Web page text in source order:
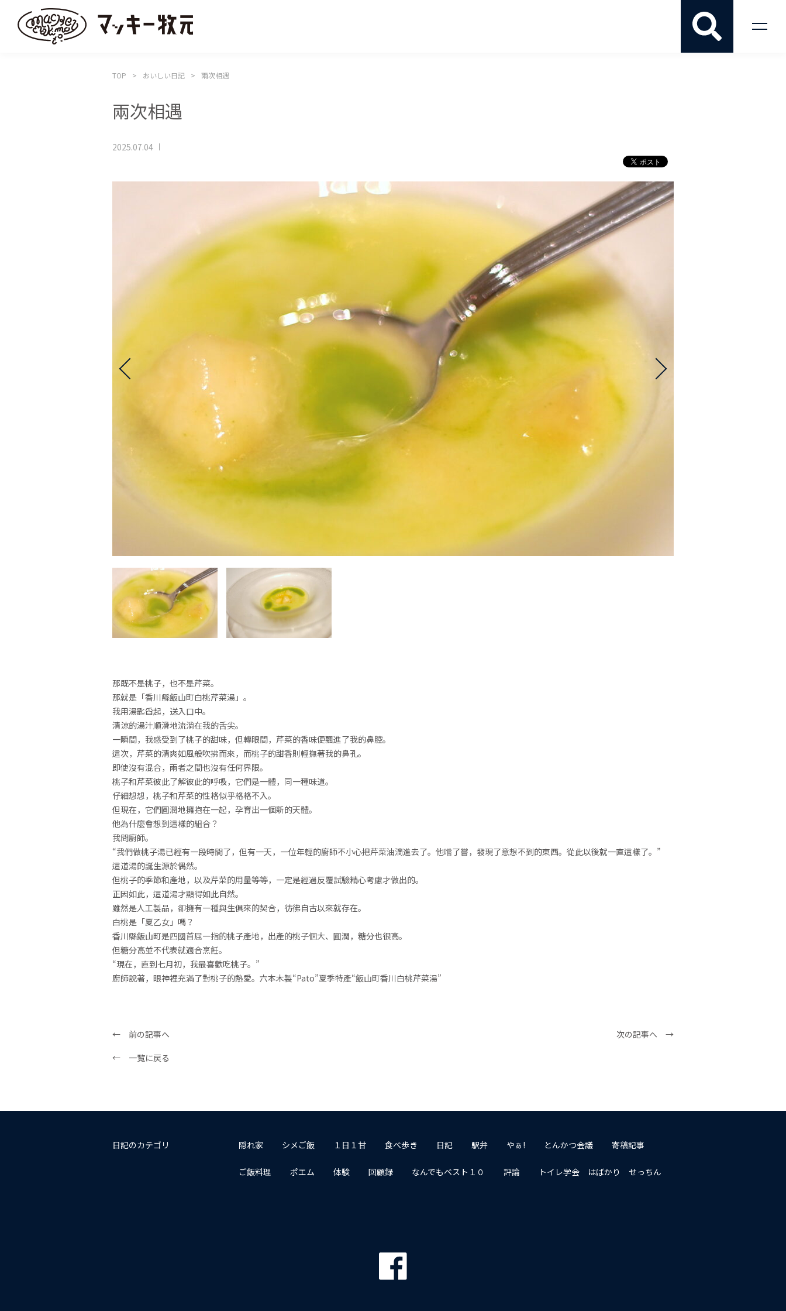
TOP おいしい日記 兩次相遇
兩次相遇
2025.07.04
那既不是桃子，也不是芹菜。
那就是「香川縣飯山町白桃芹菜湯」。
我用湯匙舀起，送入口中。
清涼的湯汁順滑地流淌在我的舌尖。
一瞬間，我感受到了桃子的甜味，但轉眼間，芹菜的香味便飄進了我的鼻腔。
這次，芹菜的清爽如風般吹拂而來，而桃子的甜香則輕撫著我的鼻孔。
即使沒有混合，兩者之間也沒有任何界限。
桃子和芹菜彼此了解彼此的呼吸，它們是一體，同一種味道。
仔細想想，桃子和芹菜的性格似乎格格不入。
但現在，它們圓潤地擁抱在一起，孕育出一個新的天體。
他為什麼會想到這樣的組合？
我問廚師。
“我們做桃子湯已經有一段時間了，但有一天，一位年輕的廚師不小心把芹菜油滴進去了。他嚐了嘗，發現了意想不到的東西。從此以後就一直這樣了。”
這道湯的誕生源於偶然。
但桃子的季節和產地，以及芹菜的用量等等，一定是經過反覆試驗精心考慮才做出的。
正因如此，這道湯才顯得如此自然。
雖然是人工製品，卻擁有一種與生俱來的契合，彷彿自古以來就存在。
白桃是「夏乙女」嗎？
香川縣飯山町是四國首屈一指的桃子產地，出產的桃子個大、圓潤，糖分也很高。
但糖分高並不代表就適合烹飪。
“現在，直到七月初，我最喜歡吃桃子。”
廚師說著，眼神裡充滿了對桃子的熱愛。六本木製“Pato”夏季特產“飯山町香川白桃芹菜湯”
← 前の記事へ
次の記事へ →
← 一覧に戻る
日記のカテゴリ 隠れ家 シメご飯 １日１甘 食べ歩き 日記 駅弁 やぁ! とんかつ会議 寄稿記事
ご飯料理 ポエム 体験 回顧録 なんでもベスト１０ 評論 トイレ学会 はばかり せっちん